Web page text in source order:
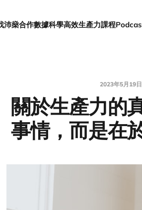
沛燊合作數據科學高效生產力課程
2023年5月19日
關於生產力的
事情，而是在